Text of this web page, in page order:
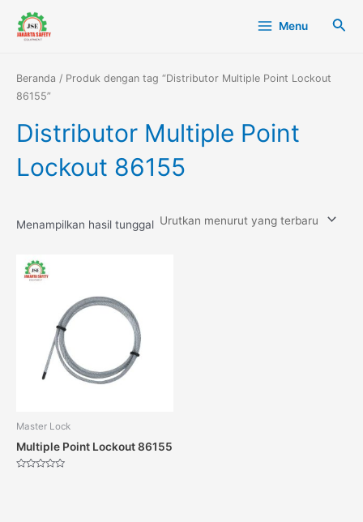
konten
Menu Cari
Beranda / Produk dengan tag “Distributor Multiple Point Lockout
86155”
Distributor Multiple Point
Lockout 86155
Menampilkan hasil tunggal
Master Lock
Multiple Point Lockout 86155